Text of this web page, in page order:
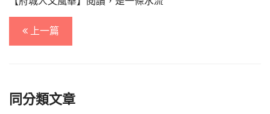
上一篇
同分類文章